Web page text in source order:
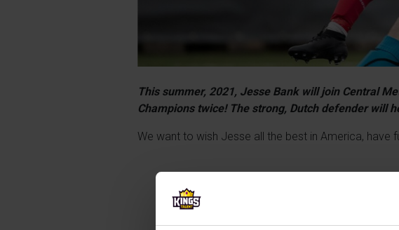
This summer, 2021, Jesse Bank will join Central
Champions twice! The strong, Dutch defender will
We want to wish Jesse all the best in America, have